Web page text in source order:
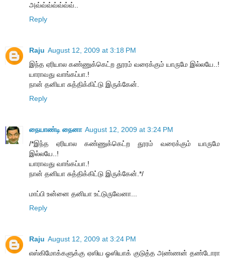
அவ்வ்வ்வ்வ்வ்வ்..
Reply
Raju August 12, 2009 at 3:18 PM
இந்த ஏரியால கண்ணுக்கெட்ற தூரம் வரைக்கும் யாருமே இல்லயே..!
யாராவது வாங்கப்பா.!
நான் தனியா சுத்திக்கிட்டு இருக்கேன்.
Reply
நையாண்டி நைனா August 12, 2009 at 3:24 PM
/*இந்த ஏரியால கண்ணுக்கெட்ற தூரம் வரைக்கும் யாருமே
இல்லயே..!
யாராவது வாங்கப்பா.!
நான் தனியா சுத்திக்கிட்டு இருக்கேன்.*/
மாப்பி உன்னை தனியா உட்டுருவேனா...
Reply
Raju August 12, 2009 at 3:24 PM
எஸ்கிமோக்களுக்கு ஏஸிய ஓஸியாக் குடுத்த அண்ணன் தண்டோரா